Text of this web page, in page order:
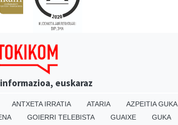
euskaraz
ANTXETA IRRATIA ATARIA AZPEITIA GUKA
GOIERRI TELEBISTA GUAIXE GUKA